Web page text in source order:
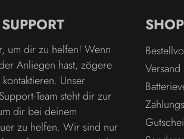
um dir zu helfen! Wenn
Anliegen hast, zögere
Unser
Team steht dir zur
dir bei deinem
zu helfen. Wir sind nur
Versand